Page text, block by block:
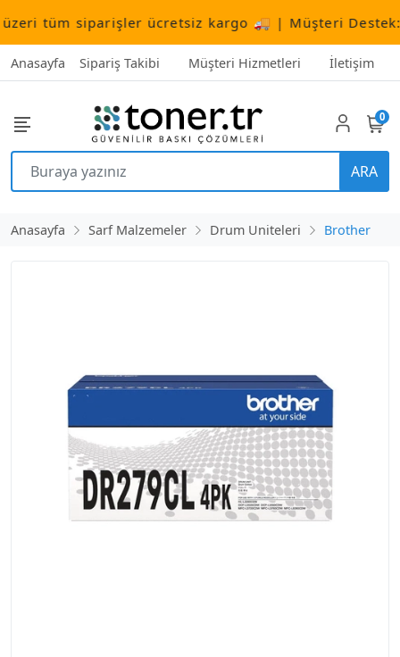
tüm siparişler ücretsiz kargo 🚚 | Müşteri Destek:
Anasayfa Sipariş Takibi Müşteri Hizmetleri İletişim
ARA
0
Anasayfa Sarf Malzemeler Drum Uniteleri Brother